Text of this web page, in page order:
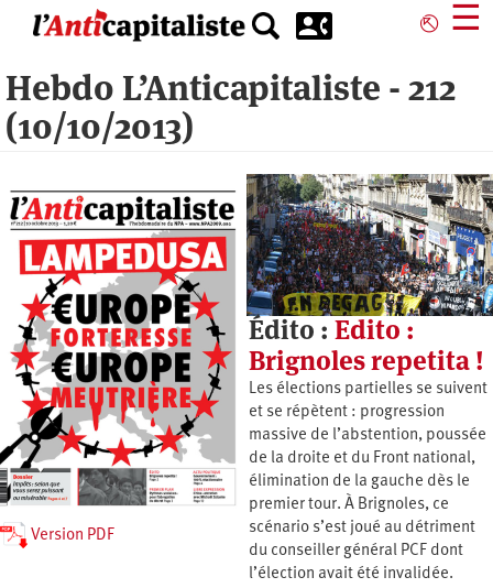
principal
⎋ ☰
Hebdo L’Anticapitaliste - 212
(10/10/2013)
Édito : Edito :
Brignoles repetita !
Les élections partielles se suivent
et se répètent : progression
massive de l’abstention, poussée
de la droite et du Front national,
élimination de la gauche dès le
premier tour. À Brignoles, ce
scénario s’est joué au détriment
du conseiller général PCF dont
l’élection avait été invalidée.
Version PDF